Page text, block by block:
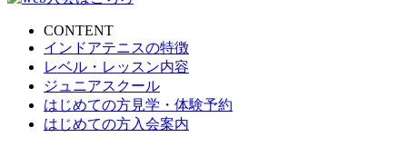
CONTENT
インドアテニスの特徴
レベル・レッスン内容
ジュニアスクール
はじめての方見学・体験予約
はじめての方入会案内